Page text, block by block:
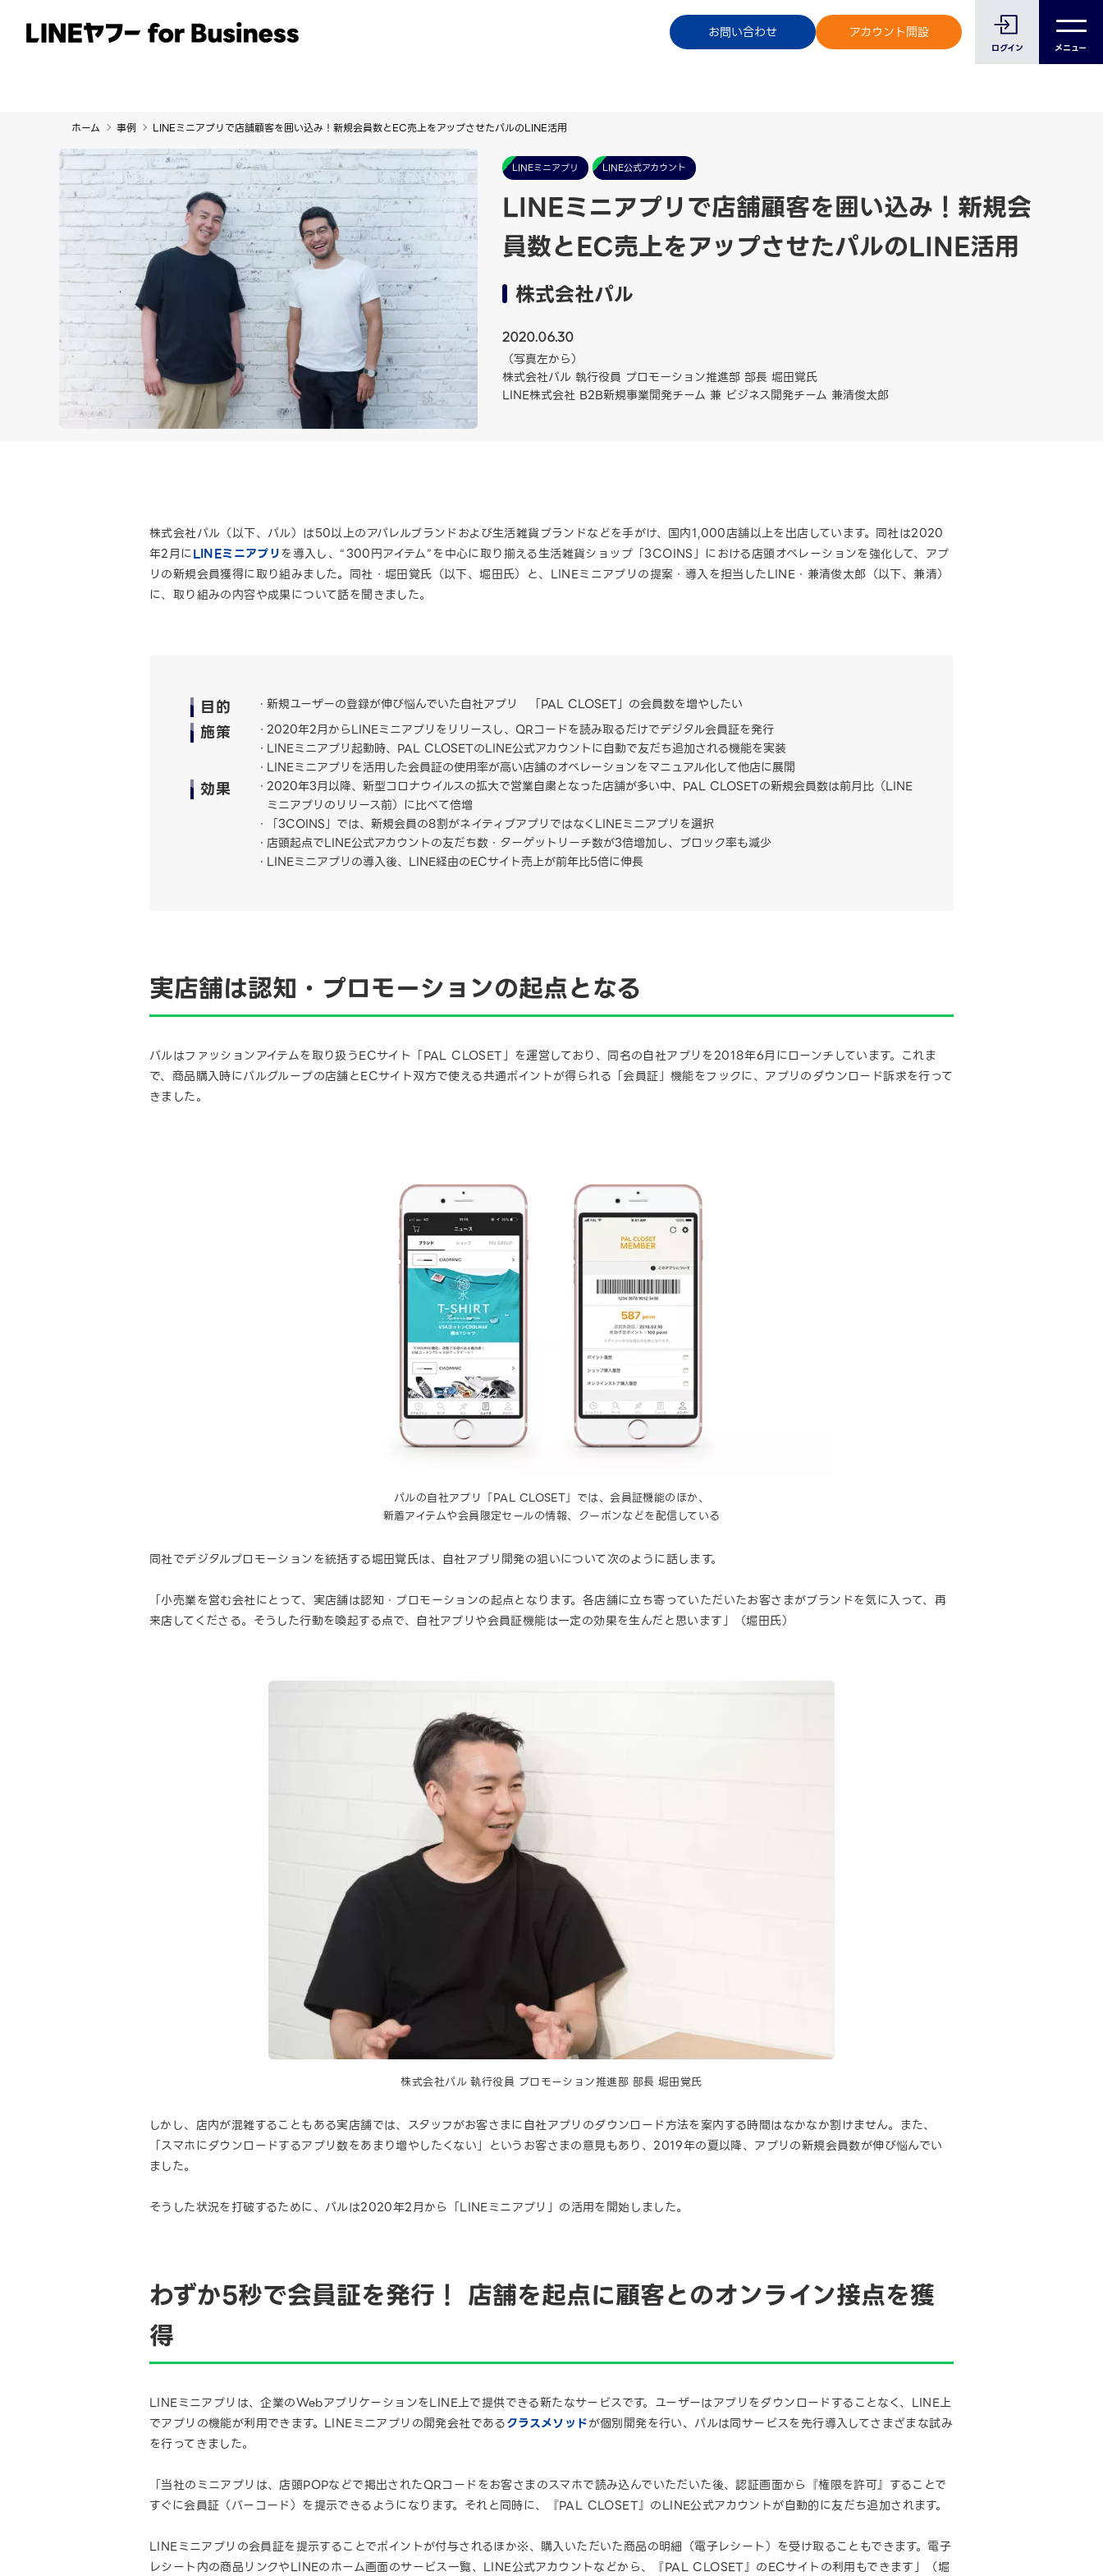
お問い合わせ アカウント開設
ログイン メニュー
サービス 事例 イベント・セミナー ご利用中のお客様へ
ホーム 事例 LINEミニアプリで店舗顧客を囲い込み！新規会員数とEC売上をアップさせたパルのLINE活用
LINEミニアプリ LINE公式アカウント
LINEミニアプリで店舗顧客を囲い込み！新規会
員数とEC売上をアップさせたパルのLINE活用
株式会社パル
2020.06.30
（写真左から）
株式会社パル 執行役員 プロモーション推進部 部長 堀田覚氏
LINE株式会社 B2B新規事業開発チーム 兼 ビジネス開発チーム 兼清俊太郎
株式会社パル（以下、パル）は50以上のアパレルブランドおよび生活雑貨ブランドなどを手がけ、国内1,000店舗以上を出店しています。同社は2020
年2月にLINEミニアプリを導入し、“300円アイテム”を中心に取り揃える生活雑貨ショップ「3COINS」における店頭オペレーションを強化して、アプ
リの新規会員獲得に取り組みました。同社・堀田覚氏（以下、堀田氏）と、LINEミニアプリの提案・導入を担当したLINE・兼清俊太郎（以下、兼清）
に、取り組みの内容や成果について話を聞きました。
目的 新規ユーザーの登録が伸び悩んでいた自社アプリ 「PAL CLOSET」の会員数を増やしたい
施策
2020年2月からLINEミニアプリをリリースし、QRコードを読み取るだけでデジタル会員証を発行
LINEミニアプリ起動時、PAL CLOSETのLINE公式アカウントに自動で友だち追加される機能を実装
LINEミニアプリを活用した会員証の使用率が高い店舗のオペレーションをマニュアル化して他店に展開
効果
2020年3月以降、新型コロナウイルスの拡大で営業自粛となった店舗が多い中、PAL CLOSETの新規会員数は前月比（LINE
ミニアプリのリリース前）に比べて倍増
「3COINS」では、新規会員の8割がネイティブアプリではなくLINEミニアプリを選択
店頭起点でLINE公式アカウントの友だち数・ターゲットリーチ数が3倍増加し、ブロック率も減少
LINEミニアプリの導入後、LINE経由のECサイト売上が前年比5倍に伸長
実店舗は認知・プロモーションの起点となる
パルはファッションアイテムを取り扱うECサイト「PAL CLOSET」を運営しており、同名の自社アプリを2018年6月にローンチしています。これま
で、商品購入時にパルグループの店舗とECサイト双方で使える共通ポイントが得られる「会員証」機能をフックに、アプリのダウンロード訴求を行って
きました。
パルの自社アプリ「PAL CLOSET」では、会員証機能のほか、
新着アイテムや会員限定セールの情報、クーポンなどを配信している
同社でデジタルプロモーションを統括する堀田覚氏は、自社アプリ開発の狙いについて次のように話します。
「小売業を営む会社にとって、実店舗は認知・プロモーションの起点となります。各店舗に立ち寄っていただいたお客さまがブランドを気に入って、再
来店してくださる。そうした行動を喚起する点で、自社アプリや会員証機能は一定の効果を生んだと思います」（堀田氏）
株式会社パル 執行役員 プロモーション推進部 部長 堀田覚氏
しかし、店内が混雑することもある実店舗では、スタッフがお客さまに自社アプリのダウンロード方法を案内する時間はなかなか割けません。また、
「スマホにダウンロードするアプリ数をあまり増やしたくない」というお客さまの意見もあり、2019年の夏以降、アプリの新規会員数が伸び悩んでい
ました。
そうした状況を打破するために、パルは2020年2月から「LINEミニアプリ」の活用を開始しました。
わずか5秒で会員証を発行！ 店舗を起点に顧客とのオンライン接点を獲
得
LINEミニアプリは、企業のWebアプリケーションをLINE上で提供できる新たなサービスです。ユーザーはアプリをダウンロードすることなく、LINE上
でアプリの機能が利用できます。LINEミニアプリの開発会社であるクラスメソッドが個別開発を行い、パルは同サービスを先行導入してさまざまな試み
を行ってきました。
「当社のミニアプリは、店頭POPなどで掲出されたQRコードをお客さまのスマホで読み込んでいただいた後、認証画面から『権限を許可』することで
すぐに会員証（バーコード）を提示できるようになります。それと同時に、『PAL CLOSET』のLINE公式アカウントが自動的に友だち追加されます。
LINEミニアプリの会員証を提示することでポイントが付与されるほか※、購入いただいた商品の明細（電子レシート）を受け取ることもできます。電子
レシート内の商品リンクやLINEのホーム画面のサービス一覧、LINE公式アカウントなどから、『PAL CLOSET』のECサイトの利用もできます」（堀